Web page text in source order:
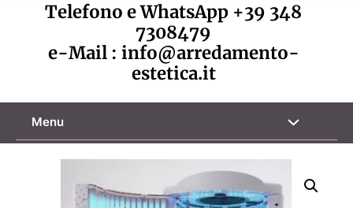
Telefono e WhatsApp +39 348
7308479
e-Mail : info@arredamento-
estetica.it
Menu Attiva/
menu